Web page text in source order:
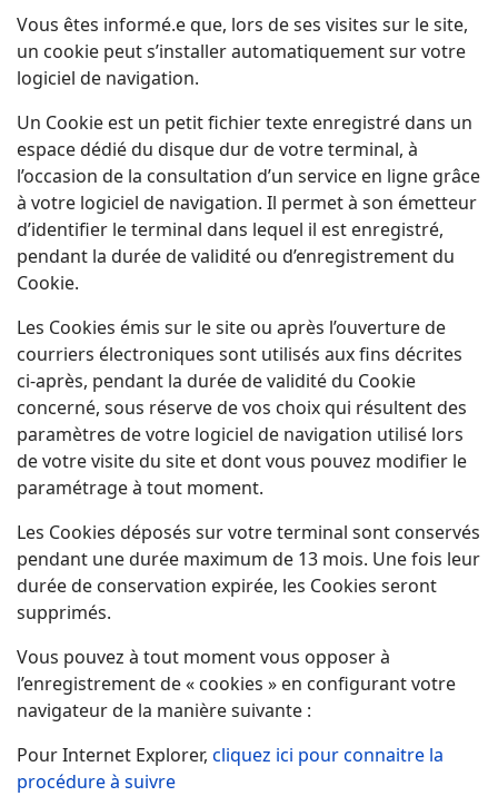
Vous êtes informé.e que, lors de ses visites sur le site,
un cookie peut s’installer automatiquement sur votre
logiciel de navigation.
Un Cookie est un petit fichier texte enregistré dans un
espace dédié du disque dur de votre terminal, à
l’occasion de la consultation d’un service en ligne grâce
à votre logiciel de navigation. Il permet à son émetteur
d’identifier le terminal dans lequel il est enregistré,
pendant la durée de validité ou d’enregistrement du
Cookie.
Les Cookies émis sur le site ou après l’ouverture de
courriers électroniques sont utilisés aux fins décrites
ci-après, pendant la durée de validité du Cookie
concerné, sous réserve de vos choix qui résultent des
paramètres de votre logiciel de navigation utilisé lors
de votre visite du site et dont vous pouvez modifier le
paramétrage à tout moment.
Les Cookies déposés sur votre terminal sont conservés
pendant une durée maximum de 13 mois. Une fois leur
durée de conservation expirée, les Cookies seront
supprimés.
Vous pouvez à tout moment vous opposer à
l’enregistrement de « cookies » en configurant votre
navigateur de la manière suivante :
Pour Internet Explorer, cliquez ici pour connaitre la
procédure à suivre